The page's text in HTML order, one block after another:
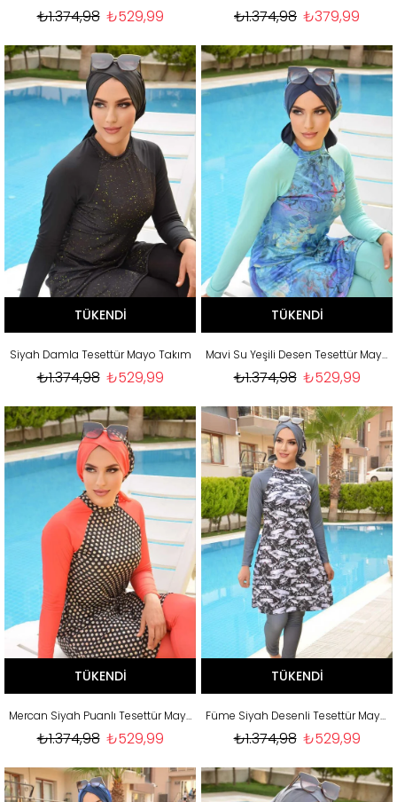
₺529,99
₺1.374,98 ₺379,99
₺1.374,98
TÜKENDI
Siyah Damla Tesettür Mayo Takım
₺529,99
₺1.374,98
TÜKENDI
Mavi Su Yeşili Desen Tesettür Mayo Takım
₺529,99
₺1.374,98
TÜKENDI
Mercan Siyah Puanlı Tesettür Mayo Takım
₺529,99
₺1.374,98
TÜKENDI
Füme Siyah Desenli Tesettür Mayo Takım
₺529,99
₺1.374,98